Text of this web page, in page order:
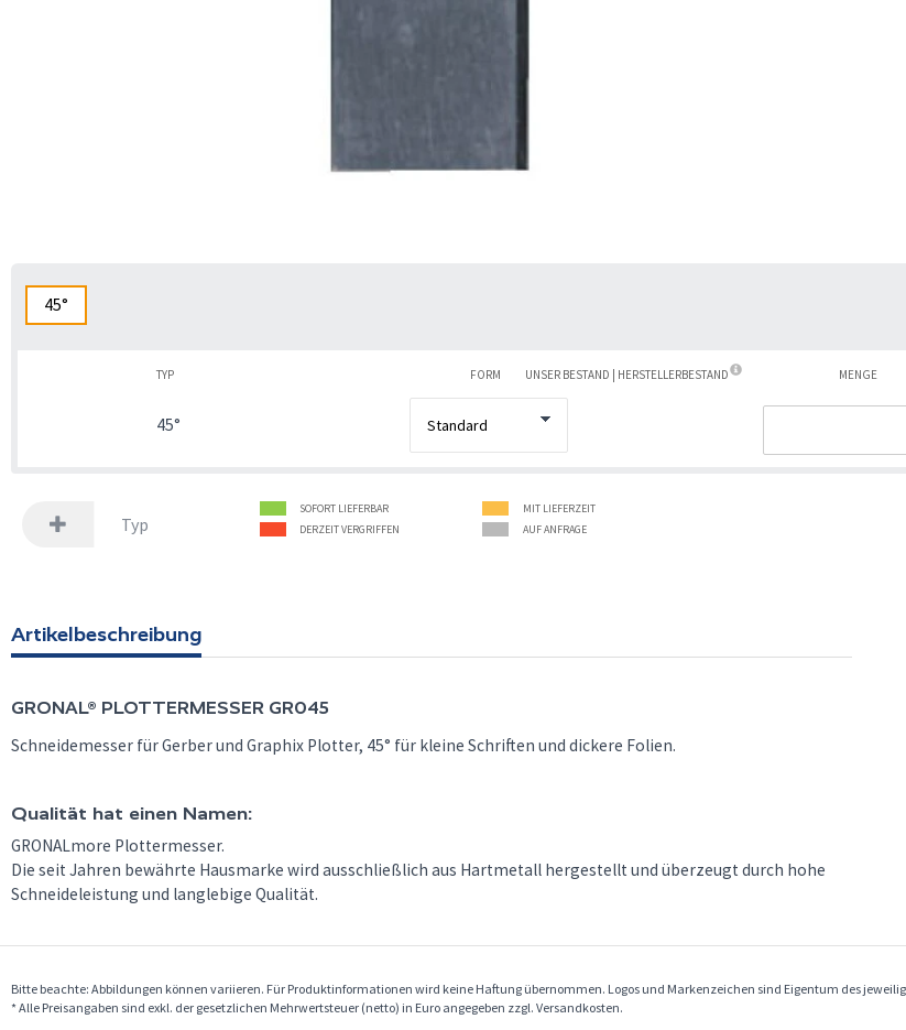
45°
TYP
45°
FORM UNSER BESTAND | HERSTELLERBESTAND MENGE
Typ
SOFORT LIEFERBAR
MIT LIEFERZEIT
DERZEIT VERGRIFFEN
AUF ANFRAGE
Artikelbeschreibung
GRONAL® PLOTTERMESSER GR045
Schneidemesser für Gerber und Graphix Plotter, 45° für kleine Schriften und dickere Folien.
Qualität hat einen Namen:
GRONALmore Plottermesser.
Die seit Jahren bewährte Hausmarke wird ausschließlich aus Hartmetall hergestellt und überzeugt durch hohe
Schneideleistung und langlebige Qualität.
Bitte beachte: Abbildungen können variieren. Für Produktinformationen wird keine Haftung übernommen. Logos und Markenzeichen sind Eigentum des
* Alle Preisangaben sind exkl. der gesetzlichen Mehrwertsteuer (netto) in Euro angegeben zzgl. Versandkosten.